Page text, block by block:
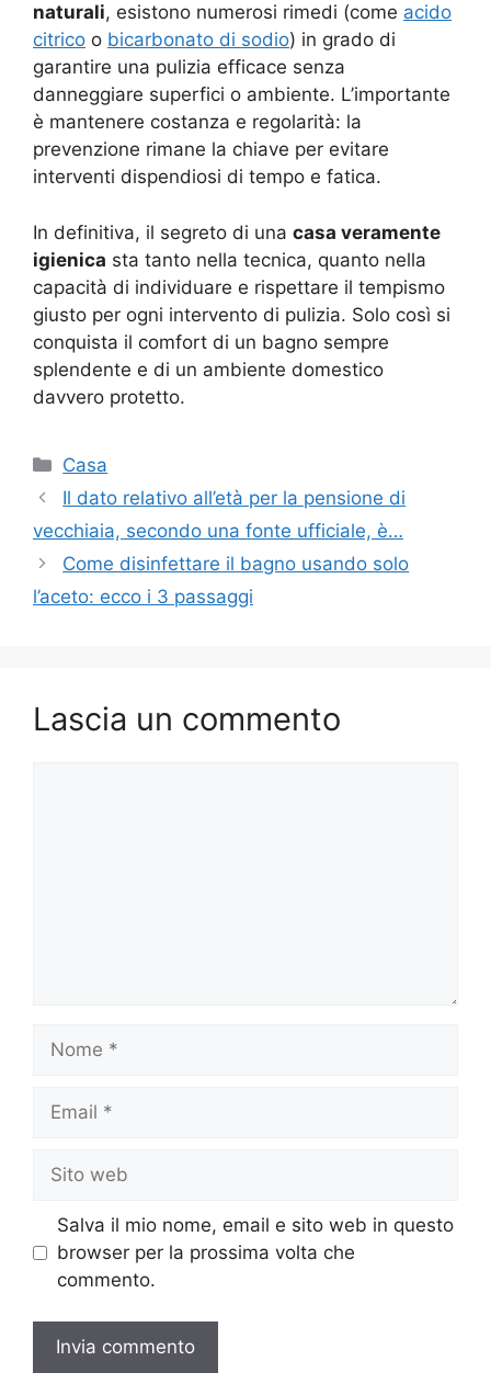
naturali, esistono numerosi rimedi (come acido
citrico o bicarbonato di sodio) in grado di
garantire una pulizia efficace senza
danneggiare superfici o ambiente. L’importante
è mantenere costanza e regolarità: la
prevenzione rimane la chiave per evitare
interventi dispendiosi di tempo e fatica.
In definitiva, il segreto di una casa veramente
igienica sta tanto nella tecnica, quanto nella
capacità di individuare e rispettare il tempismo
giusto per ogni intervento di pulizia. Solo così si
conquista il comfort di un bagno sempre
splendente e di un ambiente domestico
davvero protetto.
Categorie
Casa
Il dato relativo all’età per la pensione di
vecchiaia, secondo una fonte ufficiale, è…
Come disinfettare il bagno usando solo
l’aceto: ecco i 3 passaggi
Lascia un commento
web
Salva il mio nome, email e sito web in questo
browser per la prossima volta che
commento.